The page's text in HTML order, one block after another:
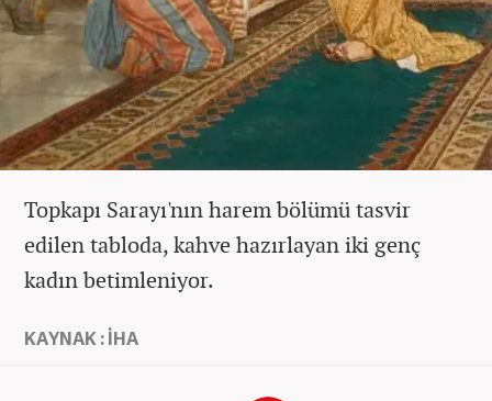
Topkapı Sarayı'nın harem bölümü tasvir
edilen tabloda, kahve hazırlayan iki genç
kadın betimleniyor.
KAYNAK : İHA